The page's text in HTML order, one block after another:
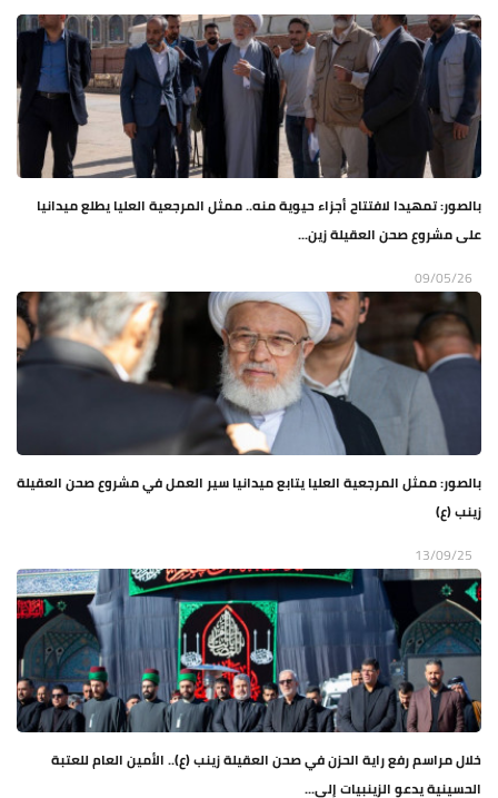
بالصور: تمهيدا لافتتاح أجزاء حيوية منه.. ممثل المرجعية العليا يطلع ميدانيا
على مشروع صحن العقيلة زين...
09/05/26
بالصور: ممثل المرجعية العليا يتابع ميدانيا سير العمل في مشروع صحن العقيلة
زينب (ع)
13/09/25
خلال مراسم رفع راية الحزن في صحن العقيلة زينب (ع).. الأمين العام للعتبة
الحسينية يدعو الزينبيات إلى...